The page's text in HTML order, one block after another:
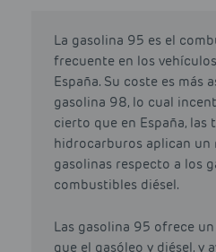
La gasolina 95 es el
frecuente en los
España. Su coste es más
gasolina 98, lo cual
cierto que en España, las
hidrocarburos aplican un
gasolinas respecto a los
combustibles diésel.
Las gasolina 95 ofrece
que el gasóleo y diésel, y